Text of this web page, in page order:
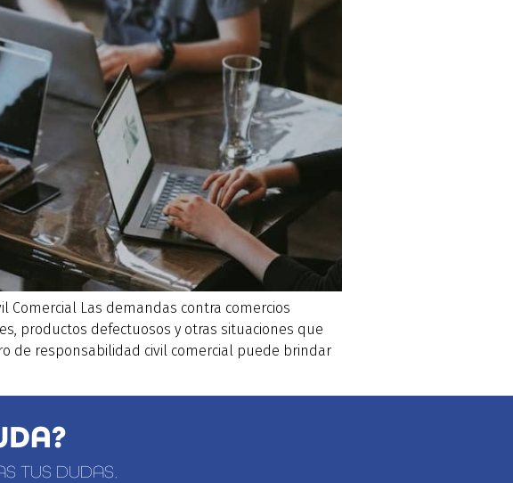
Comercial Las demandas contra comercios
productos defectuosos y otras situaciones que
de responsabilidad civil comercial puede brindar
TUS DUDAS.